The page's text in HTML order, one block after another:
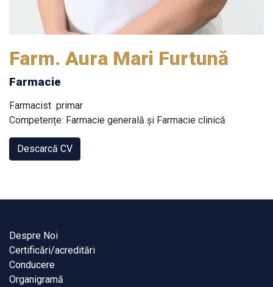
Farm. Aura Mari Furtună
Farmacie
Farmacist primar
Competențe: Farmacie generală și Farmacie clinică
Descarcă CV
Despre Noi
Certificări/acreditări
Conducere
Organigramă